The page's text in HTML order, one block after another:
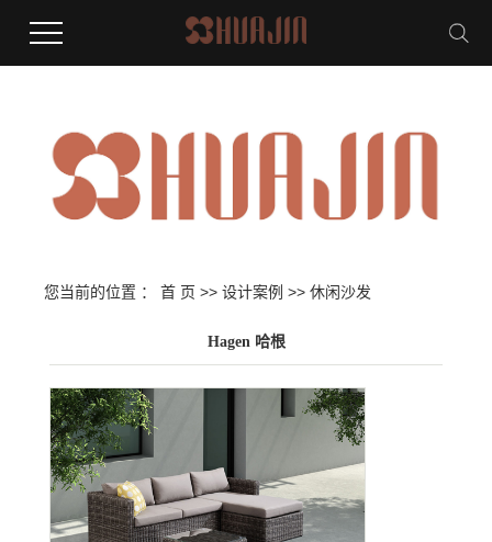
您当前的位置 ： 首 页 >> 设计案例 >> 休闲沙发
Hagen 哈根